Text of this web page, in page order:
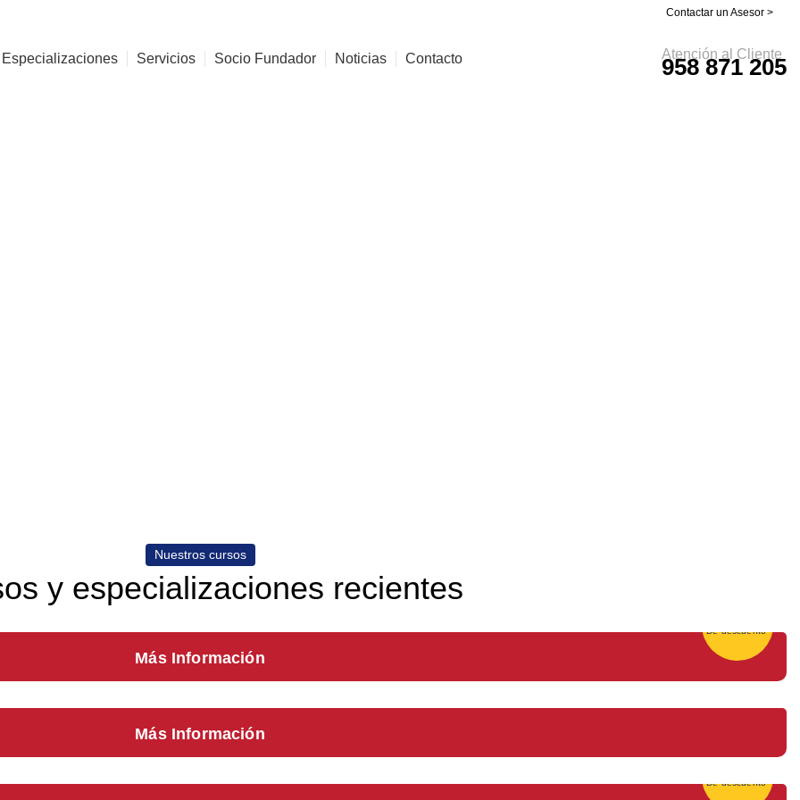
Contactar un Asesor >
Servicios Socio Fundador Noticias Contacto Atención al Cliente
958 871 205
Nuestros cursos
y especializaciones recientes
De descuento
Más Información
Más Información
De descuento